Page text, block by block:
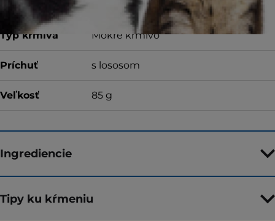
Typ krmiva Mokré krmivo
Príchuť s lososom
Veľkosť 85 g
Ingrediencie
Tipy ku kŕmeniu